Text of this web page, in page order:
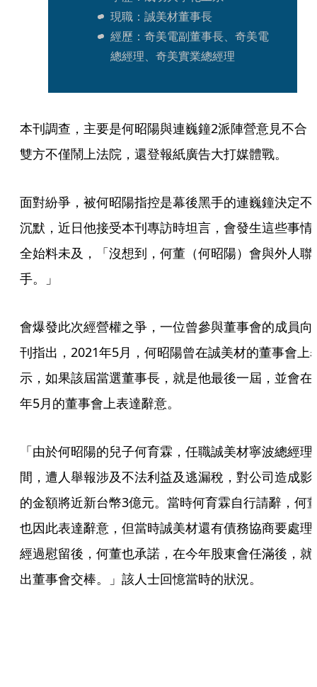
現職：誠美材董事長
經歷：奇美電副董事長、奇美電
總經理、奇美實業總經理
本刊調查，主要是何昭陽與連巍鐘2派陣營意見不合
雙方不僅鬧上法院，還登報紙廣告大打媒體戰。
面對紛爭，被何昭陽指控是幕後黑手的連巍鐘決定不
沉默，近日他接受本刊專訪時坦言，會發生這些事情
全始料未及，「沒想到，何董（何昭陽）會與外人聯
手。」
會爆發此次經營權之爭，一位曾參與董事會的成員向
刊指出，2021年5月，何昭陽曾在誠美材的董事會上
示，如果該屆當選董事長，就是他最後一屆，並會在
年5月的董事會上表達辭意。
「由於何昭陽的兒子何育霖，任職誠美材寧波總經理
間，遭人舉報涉及不法利益及逃漏稅，對公司造成影
的金額將近新台幣3億元。當時何育霖自行請辭，何
也因此表達辭意，但當時誠美材還有債務協商要處理
經過慰留後，何董也承諾，在今年股東會任滿後，就
出董事會交棒。」該人士回憶當時的狀況。